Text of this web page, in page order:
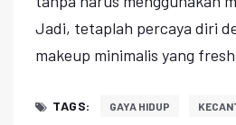
Jadi, tetaplah percaya diri
makeup minimalis yang
TAGS: GAYA HIDUP